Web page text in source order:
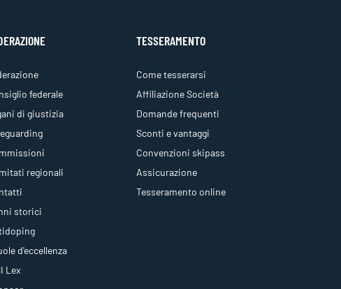
federale
di giustizia
regionali
storici
d'eccellenza
Lex
TESSERAMENTO
Come tesserarsi
Affiliazione Società
Domande frequenti
Sconti e vantaggi
Convenzioni skipass
Assicurazione
Tesseramento online